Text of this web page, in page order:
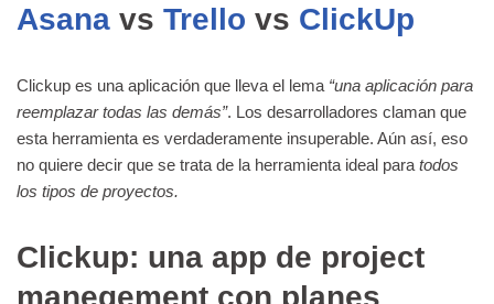
Asana vs Trello vs ClickUp
Clickup es una aplicación que lleva el lema “una aplicación para
reemplazar todas las demás”. Los desarrolladores claman que
esta herramienta es verdaderamente insuperable. Aún así, eso
no quiere decir que se trata de la herramienta ideal para todos
los tipos de proyectos.
Clickup: una app de project
manegement con planes